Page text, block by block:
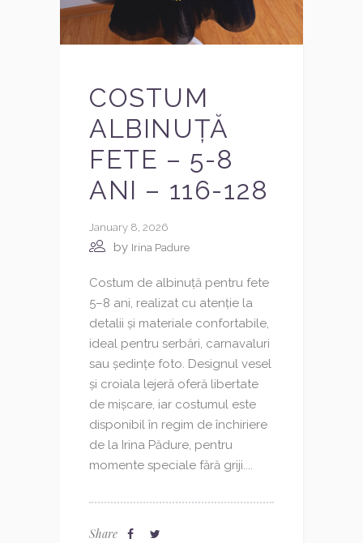
COSTUM
ALBINUȚĂ
FETE – 5-8
ANI – 116-128
January 8, 2026
by Irina Padure
Costum de albinuță pentru fete
5–8 ani, realizat cu atenție la
detalii și materiale confortabile,
ideal pentru serbări, carnavaluri
sau ședințe foto. Designul vesel
și croiala lejeră oferă libertate
de mișcare, iar costumul este
disponibil în regim de închiriere
de la Irina Pădure, pentru
momente speciale fără griji....
Share